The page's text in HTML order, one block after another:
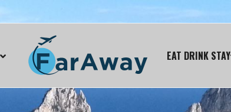
EAT DRINK STAY